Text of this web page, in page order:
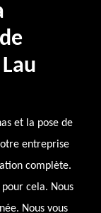
et la pose de
entreprise
complète.
cela. Nous
Nous vous